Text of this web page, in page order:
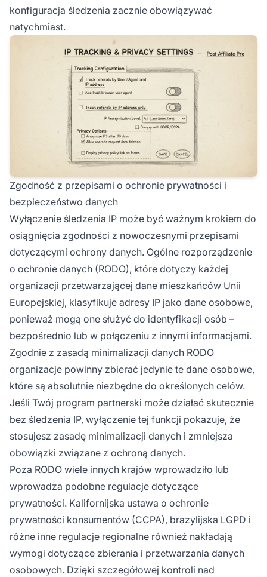
konfiguracja śledzenia zacznie obowiązywać
natychmiast.
Zgodność z przepisami o ochronie prywatności i
bezpieczeństwo danych
Wyłączenie śledzenia IP może być ważnym krokiem do
osiągnięcia zgodności z nowoczesnymi przepisami
dotyczącymi ochrony danych. Ogólne rozporządzenie
o ochronie danych (RODO), które dotyczy każdej
organizacji przetwarzającej dane mieszkańców Unii
Europejskiej, klasyfikuje adresy IP jako dane osobowe,
ponieważ mogą one służyć do identyfikacji osób –
bezpośrednio lub w połączeniu z innymi informacjami.
Zgodnie z zasadą minimalizacji danych RODO
organizacje powinny zbierać jedynie te dane osobowe,
które są absolutnie niezbędne do określonych celów.
Jeśli Twój program partnerski może działać skutecznie
bez śledzenia IP, wyłączenie tej funkcji pokazuje, że
stosujesz zasadę minimalizacji danych i zmniejsza
obowiązki związane z ochroną danych.
Poza RODO wiele innych krajów wprowadziło lub
wprowadza podobne regulacje dotyczące
prywatności. Kalifornijska ustawa o ochronie
prywatności konsumentów (CCPA), brazylijska LGPD i
różne inne regulacje regionalne również nakładają
wymogi dotyczące zbierania i przetwarzania danych
osobowych. Dzięki szczegółowej kontroli nad